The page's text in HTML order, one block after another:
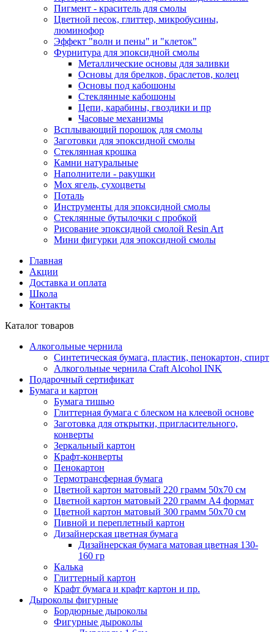
Пигмент - краситель для смолы
Цветной песок, глиттер, микробусины,
люминофор
Эффект "волн и пены" и "клеток"
Фурнитура для эпоксидной смолы
Металлические основы для заливки
Основы для брелков, браслетов, колец
Основы под кабошоны
Стеклянные кабошоны
Цепи, карабины, гвоздики и пр
Часовые механизмы
Всплывающий порошок для смолы
Заготовки для эпоксидной смолы
Стеклянная крошка
Камни натуральные
Наполнители - ракушки
Мох ягель, сухоцветы
Поталь
Инструменты для эпоксидной смолы
Стеклянные бутылочки с пробкой
Рисование эпоксидной смолой Resin Art
Мини фигурки для эпоксидной смолы
Главная
Акции
Доставка и оплата
Школа
Контакты
Каталог товаров
Алкогольные чернила
Синтетическая бумага, пластик, пенокартон, спирт
Алкогольные чернила Craft Alcohol INK
Подарочный сертификат
Бумага и картон
Бумага тишью
Глиттерная бумага с блеском на клеевой основе
Заготовка для открытки, пригласительного,
конверты
Зеркальный картон
Крафт-конверты
Пенокартон
Термотрансферная бумага
Цветной картон матовый 220 грамм 50х70 см
Цветной картон матовый 220 грамм A4 формат
Цветной картон матовый 300 грамм 50х70 см
Пивной и переплетный картон
Дизайнерская цветная бумага
Дизайнерская бумага матовая цветная 130-
160 гр
Калька
Глиттерный картон
Крафт бумага и крафт картон и пр.
Дыроколы фигурные
Бордюрные дыроколы
Фигурные дыроколы